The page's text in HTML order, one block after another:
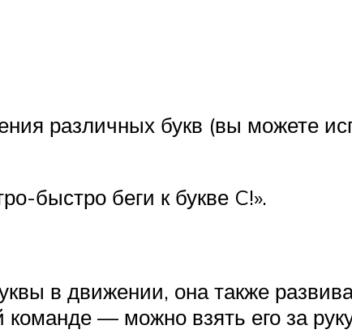
различных букв (вы можете
быстро беги к букве C!».
в движении, она также
команде — можно взять его за